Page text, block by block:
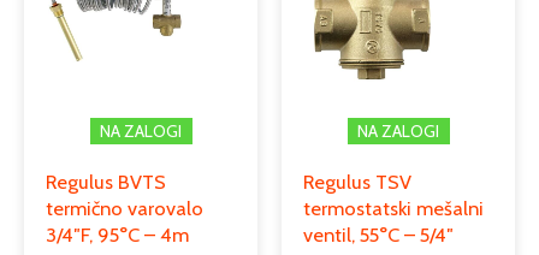
Moč kw 4,5
Podkategorija2 kotli na trda goriva
Podkategorija3 uplinjevalni kotli
NA ZALOGI
Regulus BVTS
termično varovalo
3/4″F, 95°C – 4m
NA ZALOGI
Regulus TSV
termostatski mešalni
ventil, 55°C – 5/4″